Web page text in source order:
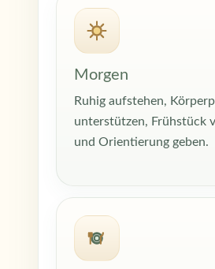
Morgen
Ruhig aufstehen,
unterstützen, Frühstück
und Orientierung geben.